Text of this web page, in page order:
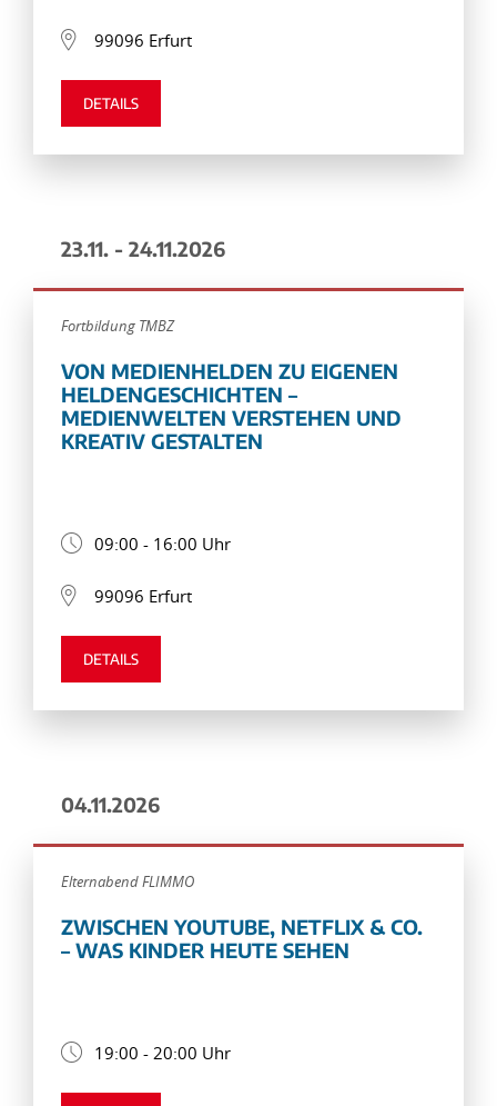
99096 Erfurt
DETAILS
23.11. - 24.11.2026
Fortbildung TMBZ
VON MEDIENHELDEN ZU EIGENEN
HELDENGESCHICHTEN –
MEDIENWELTEN VERSTEHEN UND
KREATIV GESTALTEN
09:00 - 16:00 Uhr
99096 Erfurt
DETAILS
04.11.2026
Elternabend FLIMMO
ZWISCHEN YOUTUBE, NETFLIX & CO.
– WAS KINDER HEUTE SEHEN
19:00 - 20:00 Uhr